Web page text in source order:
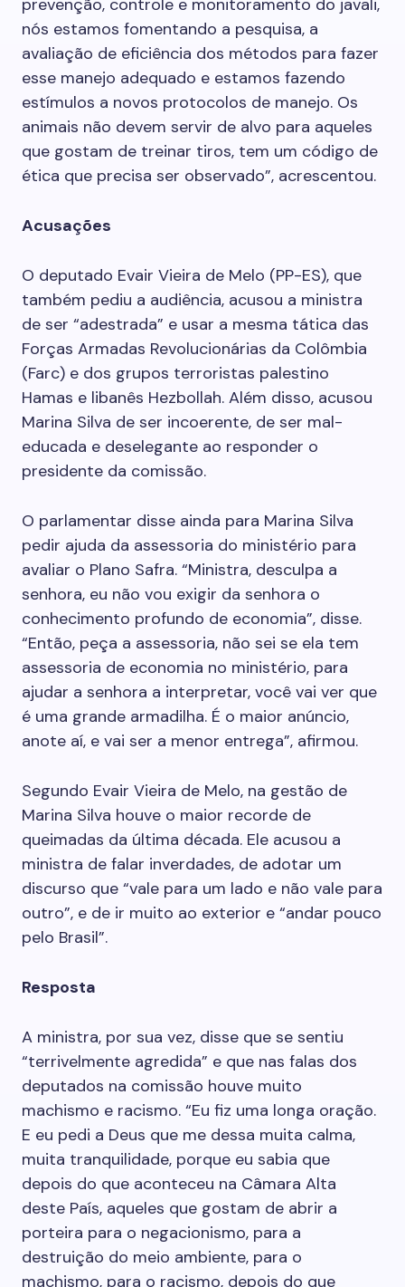
prevenção, controle e monitoramento do javali,
nós estamos fomentando a pesquisa, a
avaliação de eficiência dos métodos para fazer
esse manejo adequado e estamos fazendo
estímulos a novos protocolos de manejo. Os
animais não devem servir de alvo para aqueles
que gostam de treinar tiros, tem um código de
ética que precisa ser observado”, acrescentou.
Acusações
O deputado Evair Vieira de Melo (PP-ES), que
também pediu a audiência, acusou a ministra
de ser “adestrada” e usar a mesma tática das
Forças Armadas Revolucionárias da Colômbia
(Farc) e dos grupos terroristas palestino
Hamas e libanês Hezbollah. Além disso, acusou
Marina Silva de ser incoerente, de ser mal-
educada e deselegante ao responder o
presidente da comissão.
O parlamentar disse ainda para Marina Silva
pedir ajuda da assessoria do ministério para
avaliar o Plano Safra. “Ministra, desculpa a
senhora, eu não vou exigir da senhora o
conhecimento profundo de economia”, disse.
“Então, peça a assessoria, não sei se ela tem
assessoria de economia no ministério, para
ajudar a senhora a interpretar, você vai ver que
é uma grande armadilha. É o maior anúncio,
anote aí, e vai ser a menor entrega”, afirmou.
Segundo Evair Vieira de Melo, na gestão de
Marina Silva houve o maior recorde de
queimadas da última década. Ele acusou a
ministra de falar inverdades, de adotar um
discurso que “vale para um lado e não vale para
outro”, e de ir muito ao exterior e “andar pouco
pelo Brasil”.
Resposta
A ministra, por sua vez, disse que se sentiu
“terrivelmente agredida” e que nas falas dos
deputados na comissão houve muito
machismo e racismo. “Eu fiz uma longa oração.
E eu pedi a Deus que me dessa muita calma,
muita tranquilidade, porque eu sabia que
depois do que aconteceu na Câmara Alta
deste País, aqueles que gostam de abrir a
porteira para o negacionismo, para a
destruição do meio ambiente, para o
machismo, para o racismo, depois do que